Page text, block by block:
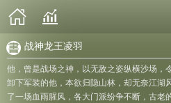
战神龙王凌羽
他，曾是战场之神，以无敌之姿纵横沙场，
卸下军装的他，本欲归隐山林，却无奈江湖
了一场血雨腥风，各大门派纷争不断，古老